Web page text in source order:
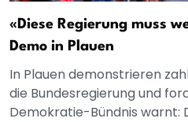
«Diese Regierung muss
Demo in Plauen
In Plauen demonstrieren
die Bundesregierung und
Demokratie-Bündnis warnt: